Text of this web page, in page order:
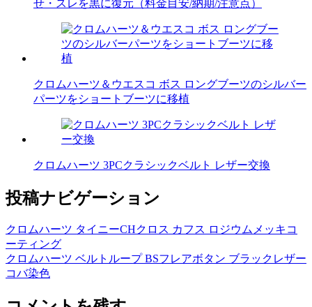
せ・スレを黒に復元（料金目安/納期/注意点）
クロムハーツ＆ウエスコ ボス ロングブーツのシルバー
パーツをショートブーツに移植
クロムハーツ 3PCクラシックベルト レザー交換
投稿ナビゲーション
クロムハーツ タイニーCHクロス カフス ロジウムメッキコ
ーティング
クロムハーツ ベルトループ BSフレアボタン ブラックレザー
コバ染色